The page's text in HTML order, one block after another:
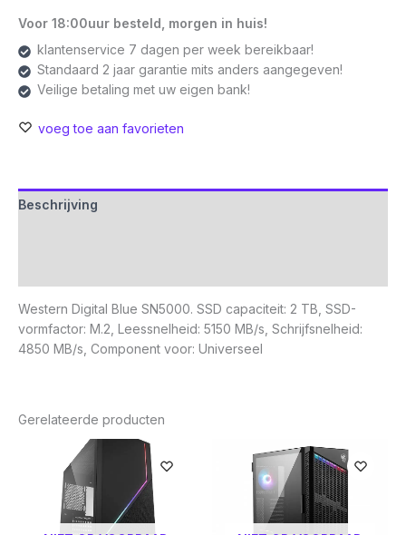
Voor 18:00uur besteld, morgen in huis!
klantenservice 7 dagen per week bereikbaar!
Standaard 2 jaar garantie mits anders aangegeven!
Veilige betaling met uw eigen bank!
voeg toe aan favorieten
Beschrijving
Western Digital Blue SN5000. SSD capaciteit: 2 TB, SSD-
vormfactor: M.2, Leessnelheid: 5150 MB/s, Schrijfsnelheid:
4850 MB/s, Component voor: Universeel
Gerelateerde producten